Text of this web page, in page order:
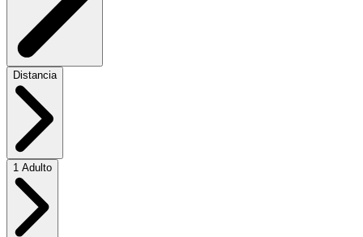
Distancia
1 Adulto